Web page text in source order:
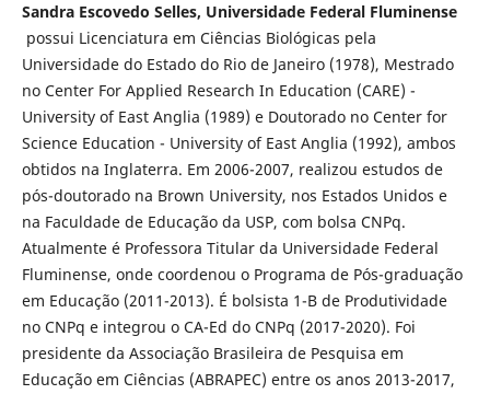
Sandra Escovedo Selles, Universidade Federal Fluminense
possui Licenciatura em Ciências Biológicas pela
Universidade do Estado do Rio de Janeiro (1978), Mestrado
no Center For Applied Research In Education (CARE) -
University of East Anglia (1989) e Doutorado no Center for
Science Education - University of East Anglia (1992), ambos
obtidos na Inglaterra. Em 2006-2007, realizou estudos de
pós-doutorado na Brown University, nos Estados Unidos e
na Faculdade de Educação da USP, com bolsa CNPq.
Atualmente é Professora Titular da Universidade Federal
Fluminense, onde coordenou o Programa de Pós-graduação
em Educação (2011-2013). É bolsista 1-B de Produtividade
no CNPq e integrou o CA-Ed do CNPq (2017-2020). Foi
presidente da Associação Brasileira de Pesquisa em
Educação em Ciências (ABRAPEC) entre os anos 2013-2017,